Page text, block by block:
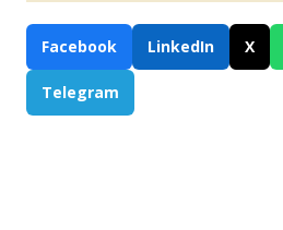
Facebook LinkedIn X
Telegram